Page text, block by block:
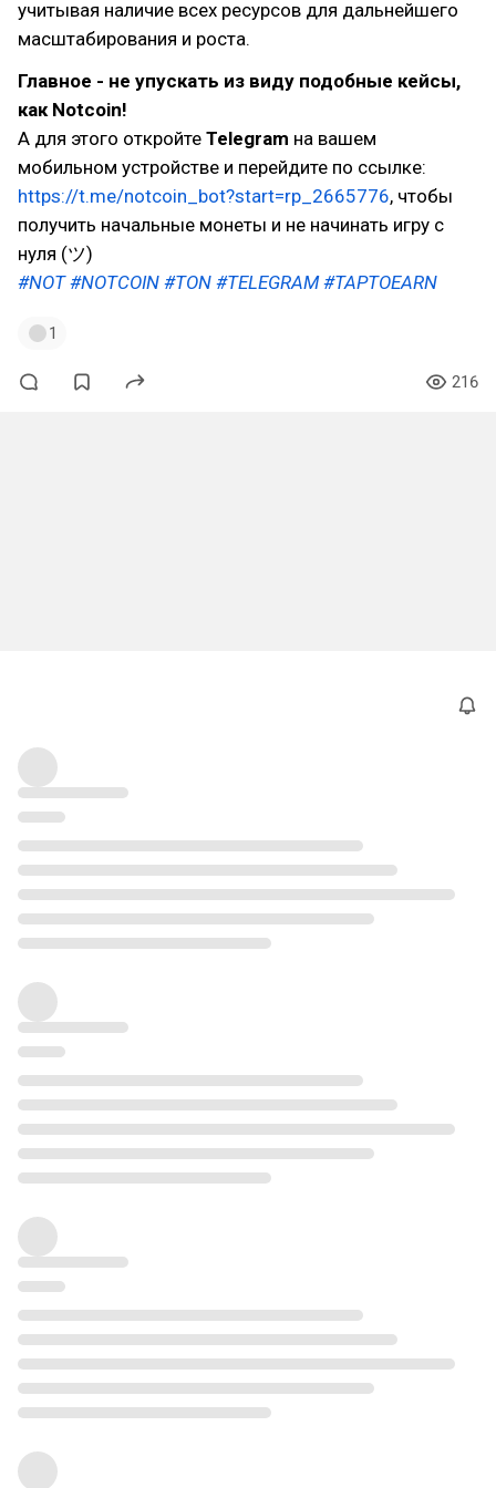
учитывая наличие всех ресурсов для дальнейшего
масштабирования и роста.
Главное - не упускать из виду подобные кейсы,
как Notcoin!
А для этого откройте Telegram на вашем
мобильном устройстве и перейдите по ссылке:
https://t.me/notcoin_bot?start=rp_2665776, чтобы
получить начальные монеты и не начинать игру с
нуля (ツ)
#NOT #NOTCOIN #TON #TELEGRAM #TAPTOEARN
1
216